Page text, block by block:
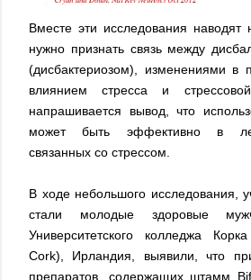
Вместе эти исследования
нужно признать связь между
(дисбактериозом), изменениями в
влиянием стресса и
напрашивается вывод, что
может быть эффективно в
связанных со стрессом.
В ходе небольшого исследования,
стали молодые здоровые
Университетского колледжа
Cork), Ирландия, выявили, что
препаратов, содержащих штамм